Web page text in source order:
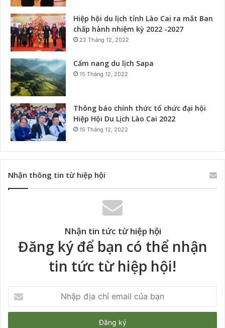
Hiệp hội du lịch tỉnh Lào Cai ra mắt Ban
chấp hành nhiệm kỳ 2022 -2027
22 Tháng 12, 2022
Cẩm nang du lịch Sapa
15 Tháng 12, 2022
Thông báo chính thức tổ chức đại hội
Hiệp Hội Du Lịch Lào Cai 2022
15 Tháng 12, 2022
Nhận thông tin từ hiệp hội
Nhận tin tức từ hiệp hội
Đăng ký để bạn có thể nhận
tin tức từ hiệp hội!
địa
chỉ